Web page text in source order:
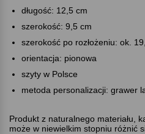
długość: 12,5 cm
szerokość: 9,5 cm
szerokość po rozłożeniu: ok.
orientacja: pionowa
szyty w Polsce
metoda personalizacji: grawer
Produkt z naturalnego materiału,
może w niewielkim stopniu różnić